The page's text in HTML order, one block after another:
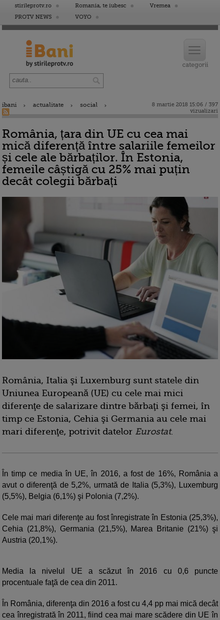
stirileprotv.ro Romania, te iubesc
Vremea
PROTV NEWS
VOYO
ibani actualitate social
8 martie 2018 15:06 / 397
vizualizari
România, țara din UE cu cea mai
mică diferență între salariile femeilor
și cele ale bărbaților. În Estonia,
femeile câștigă cu 25% mai puțin
decât colegii bărbați
România, Italia şi Luxemburg sunt statele din
Uniunea Europeană (UE) cu cele mai mici
diferenţe de salarizare dintre bărbaţi şi femei, în
timp ce Estonia, Cehia şi Germania au cele mai
mari diferenţe, potrivit datelor Eurostat.
În timp ce media în UE, în 2016, a fost de 16%, România a
avut o diferenţă de 5,2%, urmată de Italia (5,3%), Luxemburg
(5,5%), Belgia (6,1%) şi Polonia (7,2%).
Cele mai mari diferenţe au fost înregistrate în Estonia (25,3%),
Cehia (21,8%), Germania (21,5%), Marea Britanie (21%) şi
Austria (20,1%).
Media la nivelul UE a scăzut în 2016 cu 0,6 puncte
procentuale faţă de cea din 2011.
În România, diferenţa din 2016 a fost cu 4,4 pp mai mică decât
cea înregistrată în 2011, fiind cea mai mare scădere din UE în